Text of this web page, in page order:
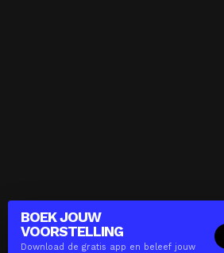
BOEK JOUW
VOORSTELLING
Download de gratis app en beleef jouw